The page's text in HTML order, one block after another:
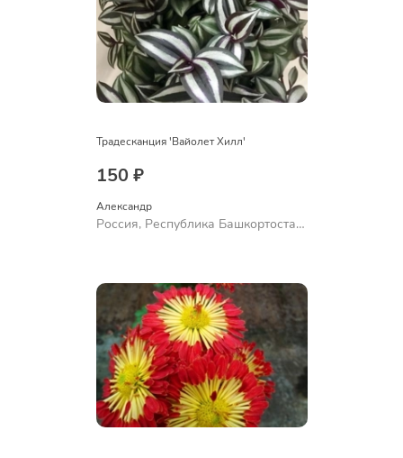
Традесканция 'Вайолет Хилл'
150 ₽
Александр
Россия, Республика Башкортостан,